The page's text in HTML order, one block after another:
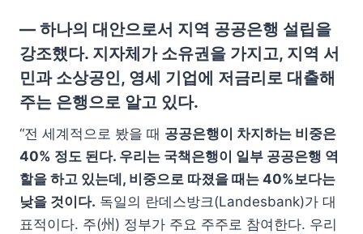
— 하나의 대안으로서 지역 공공은행 설립을
강조했다. 지자체가 소유권을 가지고, 지역 서
민과 소상공인, 영세 기업에 저금리로 대출해
주는 은행으로 알고 있다.
“전 세계적으로 봤을 때 공공은행이 차지하는 비중은
40% 정도 된다. 우리는 국책은행이 일부 공공은행 역
할을 하고 있는데, 비중으로 따졌을 때는 40%보다는
낮을 것이다. 독일의 란데스방크(Landesbank)가 대
표적이다. 주(州) 정부가 주요 주주로 참여한다. 우리